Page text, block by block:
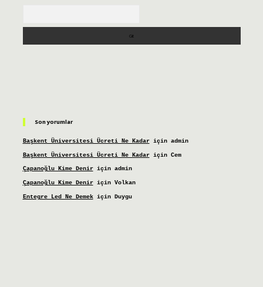
Son yorumlar
Başkent Üniversitesi Ücreti Ne Kadariçin admin
Başkent Üniversitesi Ücreti Ne Kadariçin Cem
Çapanoğlu Kime Deniriçin admin
Çapanoğlu Kime Deniriçin Volkan
Entegre Led Ne Demekiçin Duygu